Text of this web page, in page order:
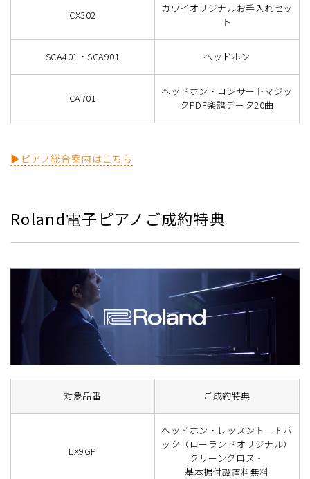
CX302
カワイオリジナルお手入れセッ
ト
SCA401・SCA901 ヘッドホン
CA701
ヘッドホン・コンサートマジッ
クPDF楽譜データ20曲
▶ピアノ総合案内はこちら
Roland電子ピアノご成約特典
対象品番 ご成約特典
LX9GP
ヘッドホン・レッスントートバ
ック（ローランドオリジナル）
クリーンクロス・
基本据付設置料無料